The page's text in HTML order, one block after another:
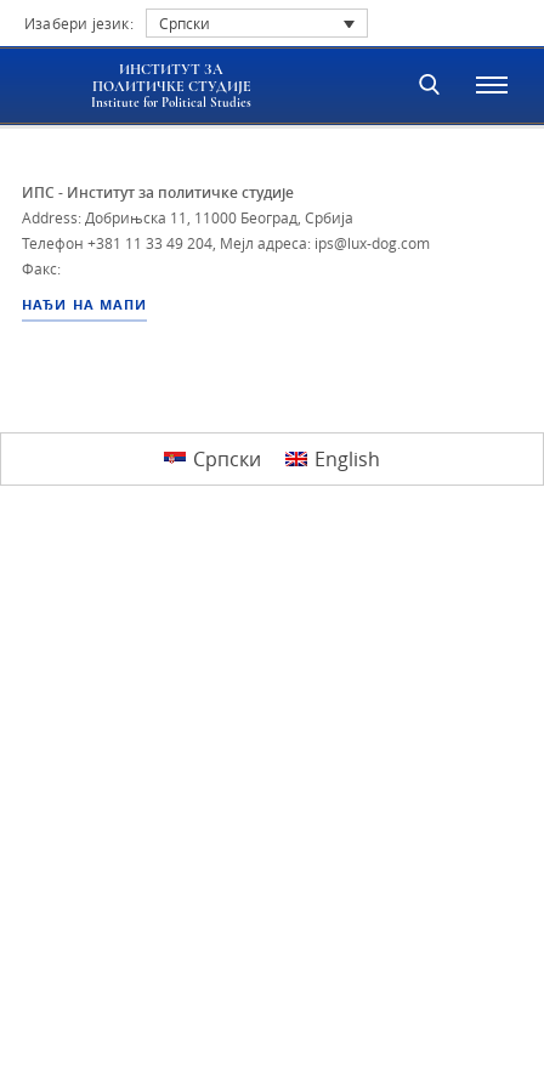
Изабери језик: Српски
ИНСТИТУТ ЗА
ПОЛИТИЧКЕ СТУДИЈЕ
Institute for Political Studies
ИПС - Институт за политичке студије
Address: Добрињска 11, 11000 Београд, Србија
Телефон +381 11 33 49 204 Мејл адреса: ips@lux-dog.com
Факс:
НАЂИ НА МАПИ
Српски English